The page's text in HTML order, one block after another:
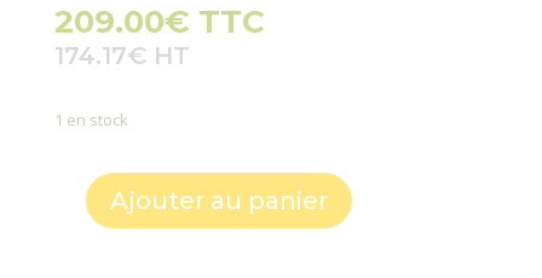
209.00€ TTC
174.17€
1 en stock
quantitéAjouter au panier